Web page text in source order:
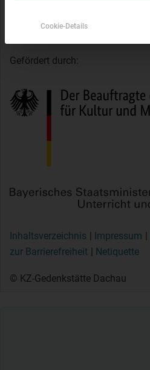
Jetzt anmelden
Gefördert durch:
Inhaltsverzeichnis Impressum
zur Barrierefreiheit
Netiquette
© KZ-Gedenkstätte Dachau
Cookie-Details